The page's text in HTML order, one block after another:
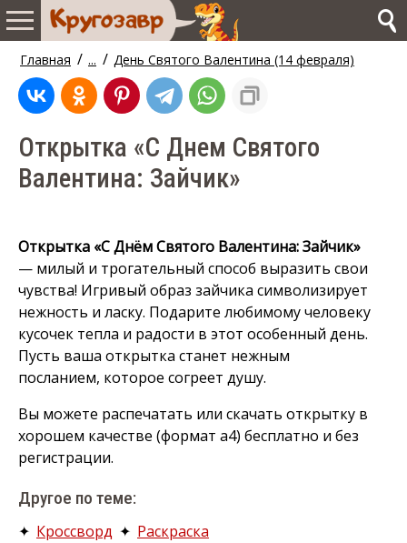
Главная / ... / День Святого Валентина (14 февраля)
Открытка «С Днем Святого
Валентина: Зайчик»
Открытка «С Днём Святого Валентина: Зайчик»
— милый и трогательный способ выразить свои
чувства! Игривый образ зайчика символизирует
нежность и ласку. Подарите любимому человеку
кусочек тепла и радости в этот особенный день.
Пусть ваша открытка станет нежным
посланием, которое согреет душу.
Вы можете распечатать или скачать открытку в
хорошем качестве (формат а4) бесплатно и без
регистрации.
Другое по теме:
✦ Кроссворд ✦ Раскраска